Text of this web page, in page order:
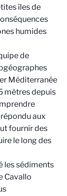
îles de
humides
de
Méditerranée
mètres depuis
aux
fournir des
le long des
les sédiments
Cavallo